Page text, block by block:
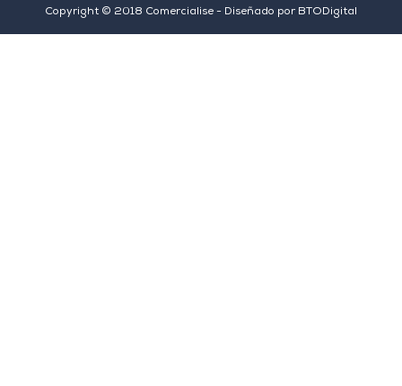
Copyright © 2018 Comercialise - Diseñado por BTODigital